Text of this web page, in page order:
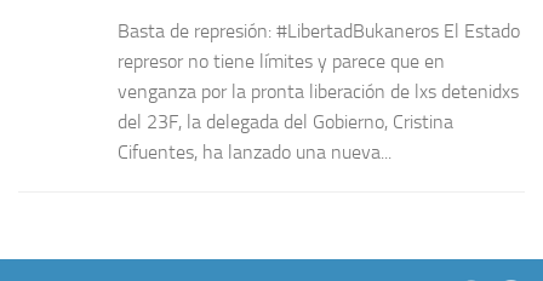
Basta de represión: #LibertadBukaneros El Estado
represor no tiene límites y parece que en
venganza por la pronta liberación de lxs detenidxs
del 23F, la delegada del Gobierno, Cristina
Cifuentes, ha lanzado una nueva...